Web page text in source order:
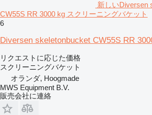
新しいDiversen
CW55S RR 3000 kg スクリーニングバケット
6
Diversen skeletonbucket CW55S RR
リクエストに応じた価格
スクリーニングバケット
オランダ, Hoogmade
MWS Equipment B.V.
販売会社に連絡